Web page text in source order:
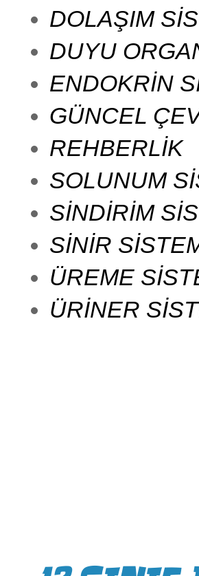
DOLAŞIM
DUYU
ENDOKRİN
GÜNCEL
REHBERLİK
SOLUNUM
SİNDİRİM
SİNİR
ÜREME
ÜRİNER